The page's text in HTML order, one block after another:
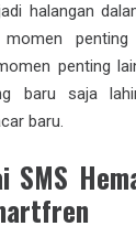
halangan
penting
baru saja
baru.
SMS